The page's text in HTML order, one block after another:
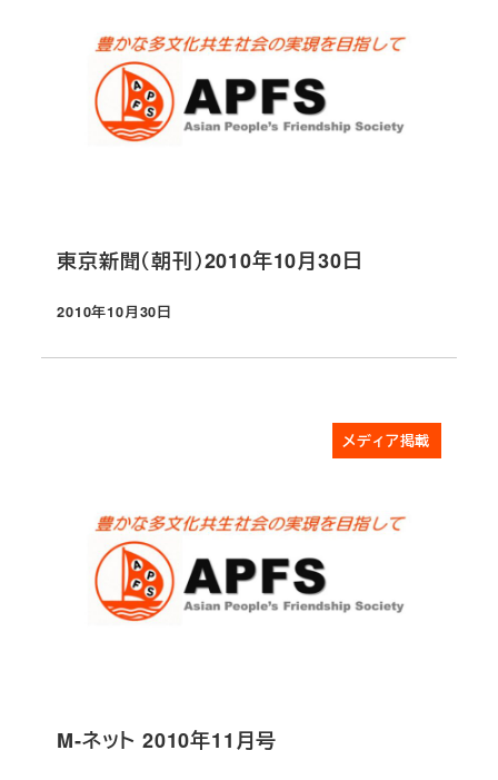
東京新聞（朝刊）2010年10月30日
投稿日
2010年10月30日
メディア掲載
M‐ネット 2010年11月号